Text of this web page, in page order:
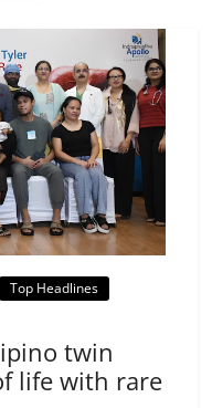
Top Headlines
twin
life with rare